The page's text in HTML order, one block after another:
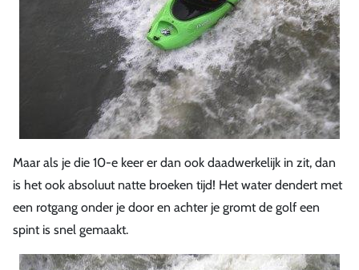
Maar als je die 10-e keer er dan ook daadwerkelijk in zit, dan
is het ook absoluut natte broeken tijd! Het water dendert met
een rotgang onder je door en achter je gromt de golf een
spint is snel gemaakt.